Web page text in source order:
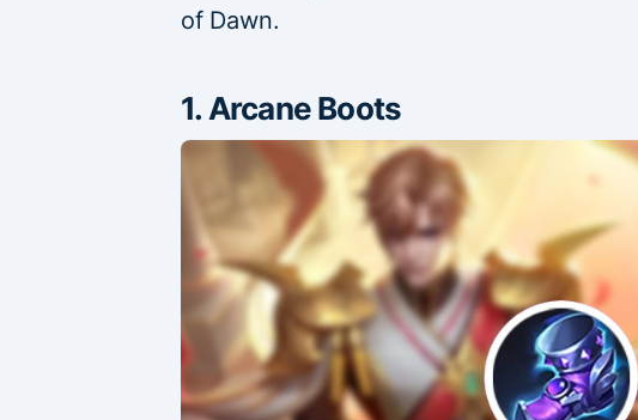
of Dawn.
1. Arcane Boots